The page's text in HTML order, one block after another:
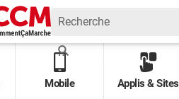
Mobile Applis & Sites